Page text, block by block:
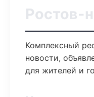
Ростов-
Комплексный
новости,
для жителей и